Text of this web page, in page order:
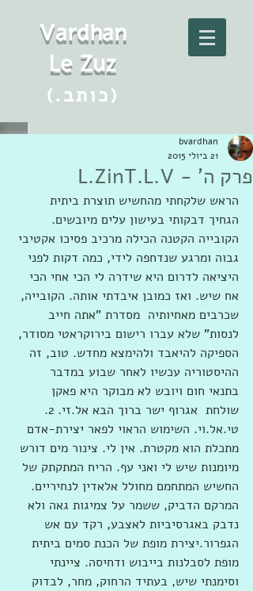
Vardhan
Le Zuz
(.כותב)
פרק ה' - L.ZinT.L.V
bvardhan
21 ביולי 2015
הראש שלקחתי מהחשיש תוצרת ביתית
הגחיך דבקותי בעישון עלים מיובשים.
הקובייה הקטנה הכילה מרכיב פסיכו אקטיבי
גבוה ומרגע שנדחפה לידי, כמה דקות לפני
היציאה לדרום היא שידרה לי הכי אחי הכי
אח שיש. ואז כמובן איבדתי אותה. הקובייה,
שכרבים מאחיותיה  מסדרת "אתה חייב
לנסות" שלא עברו רישום בירוקראטי מסודר,
הספיקה להיאבד ולהימצא מחדש. טוב, זה
ההיסטוריה עכשיו לאחר שבוע במדבר
בתנאי חום ויובש לא מבוקר היא פאקן
שולחת  אגרוף ישר ברוך הבא אל.זי. 2.
טי.אל.וי. השימוש הראוי לפאר יצירת-אדם
מתכלת הוא מקטרת. אין לי. צינור מים דורש
מיומנות שיש לי ואני עף. הריח המתקתק של
החשיש המתחמם מחולל אלאדין לנחיריים.
המרקם הדביק, ששמר על צמיגות גאה ולא
נדבק באגרסיביות לאצבע, רקד עם אש
הגפרור.יצירת מופת של הכנת סמים ביתית
מופת לסבלנות בייבוש ודחיסה. ציינתי
וסימנתי שיש, בעתיד הרחוק, מחר, לבדוק